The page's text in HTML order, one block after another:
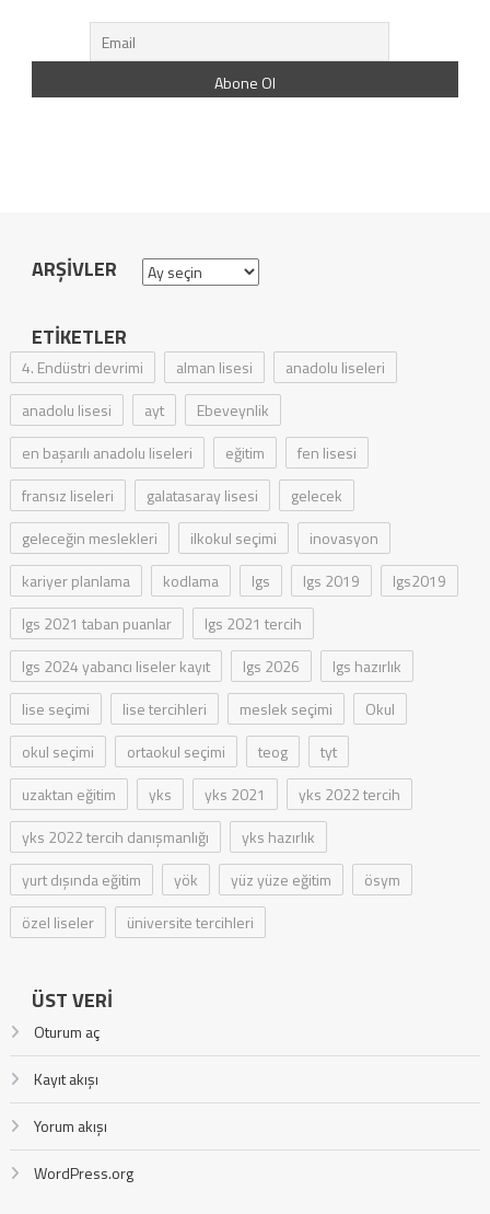
ARŞIVLER Arşivler
ETIKETLER
4. Endüstri devrimi alman lisesi
anadolu liseleri
anadolu lisesi
ayt
Ebeveynlik
en başarılı anadolu liseleri
eğitim
fen lisesi
fransız liseleri
galatasaray lisesi
gelecek
geleceğin meslekleri
ilkokul seçimi
inovasyon
kariyer planlama
kodlama lgs lgs 2019
lgs2019
lgs 2021 taban puanlar
lgs 2021 tercih
lgs 2024 yabancı liseler kayıt
lgs 2026
lgs hazırlık
lise seçimi
lise tercihleri meslek seçimi
Okul
okul seçimi
ortaokul seçimi teog
tyt
uzaktan eğitim
yks yks 2021
yks 2022 tercih
yks 2022 tercih danışmanlığı
yks hazırlık
yurt dışında eğitim
yök yüz yüze eğitim
ösym
özel liseler
üniversite tercihleri
ÜST VERI
Oturum aç
Kayıt akışı
Yorum akışı
WordPress.org